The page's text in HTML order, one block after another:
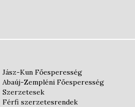
Jász-Kun Főesperesség
Abaúj-Zempléni Főesperesség
Szerzetesek
Férfi szerzetesrendek